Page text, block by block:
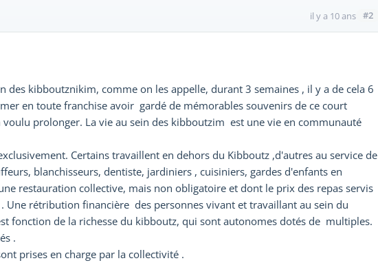
il y a 10 ans #2
des kibboutznikim, comme on les appelle, durant 3 semaines , il y a de cela 6
en toute franchise avoir gardé de mémorables souvenirs de ce court
prolonger. La vie au sein des kibboutzim est une vie en communauté
Certains travaillent en dehors du Kibboutz ,d'autres au service de
blanchisseurs, dentiste, jardiniers , cuisiniers, gardes d'enfants en
restauration collective, mais non obligatoire et dont le prix des repas servis
Une rétribution financière des personnes vivant et travaillant au sein du
fonction de la richesse du kibboutz, qui sont autonomes dotés de multiples.
.
prises en charge par la collectivité .